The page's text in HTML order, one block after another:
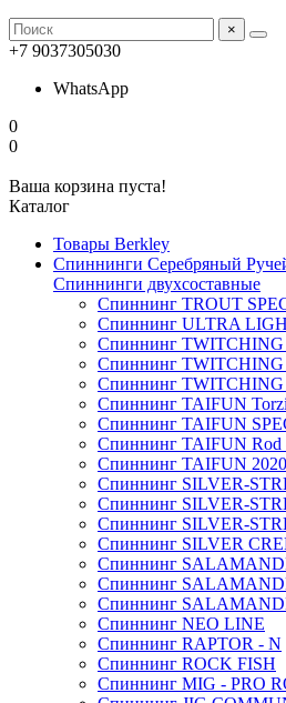
×
+7 9037305030
WhatsApp
0
0
Ваша корзина пуста!
Каталог
Товары Berkley
Спиннинги Серебряный
Спиннинги двухсоставные
Спиннинг TROUT
Спиннинг ULTRA
Спиннинг TWITCHING
Спиннинг TWITCHING
Спиннинг TWITCHING
Спиннинг TAIFUN
Спиннинг TAIFUN
Спиннинг TAIFUN Rod
Спиннинг TAIFUN
Спиннинг SILVER-
Спиннинг SILVER-
Спиннинг SILVER-
Спиннинг SILVER
Спиннинг
Спиннинг
Спиннинг
Спиннинг NEO LINE
Спиннинг RAPTOR - N
Спиннинг ROCK FISH
Спиннинг MIG - PRO